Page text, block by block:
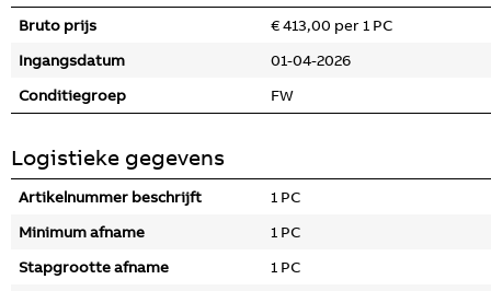
Bruto prijs
€ 413,00 per 1 PC
Ingangsdatum
01-04-2026
Conditiegroep
FW
Logistieke gegevens
Artikelnummer beschrijft
1 PC
Minimum afname
1 PC
Stapgrootte afname
1 PC